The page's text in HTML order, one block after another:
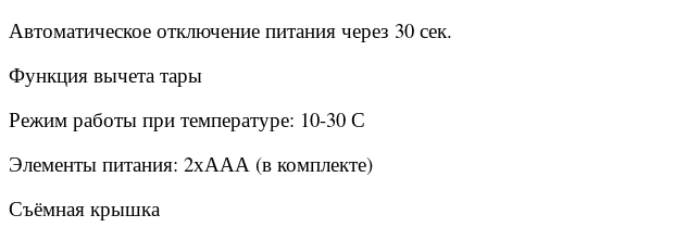
Автоматическое отключение питания через 30 сек.
Функция вычета тары
Режим работы при температуре: 10-30 С
Элементы питания: 2хААА (в комплекте)
Съёмная крышка